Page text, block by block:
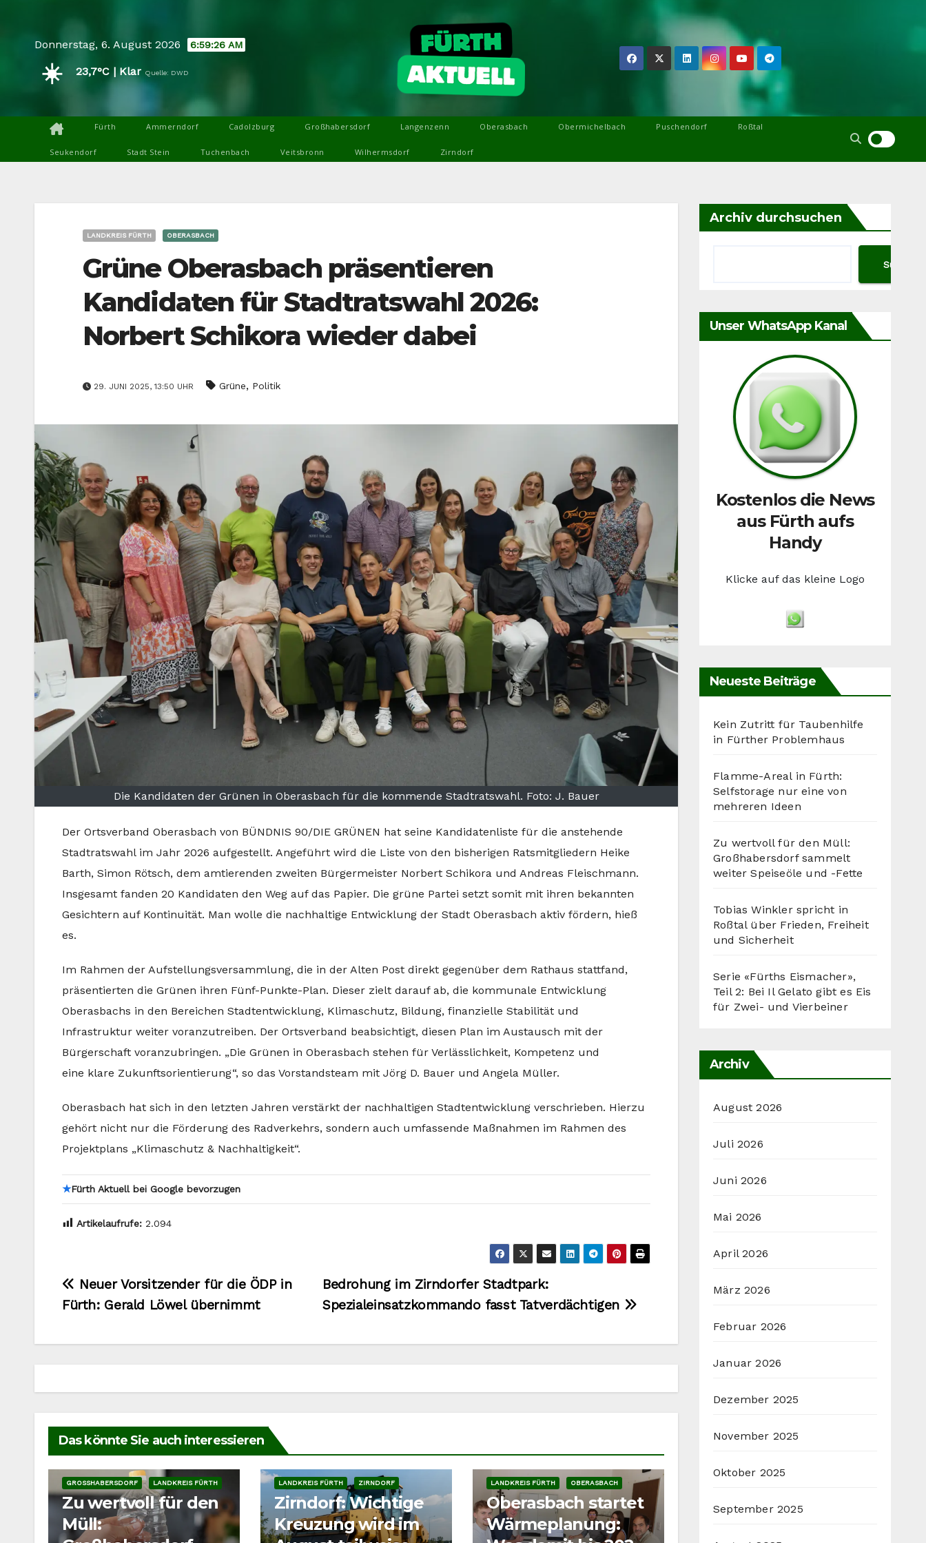
contentDonnerstag, 6. August 2026 6:59:28 AM
☀️ 23,7°C | Klar Quelle: DWD
Fürth Ammerndorf Cadolzburg Großhabersdorf Langenzenn Oberasbach Obermichelbach Puschendorf Roßtal
Seukendorf Stadt Stein Tuchenbach Veitsbronn Wilhermsdorf Zirndorf
LANDKREIS FÜRTH OBERASBACH
Grüne Oberasbach präsentieren
Kandidaten für Stadtratswahl 2026:
Norbert Schikora wieder dabei
29. JUNI 2025, 13:50 UHR Grüne, Politik
Die Kandidaten der Grünen in Oberasbach für die kommende Stadtratswahl. Foto: J. Bauer
Der Ortsverband Oberasbach von BÜNDNIS 90/DIE GRÜNEN hat seine Kandidatenliste für die anstehende
Stadtratswahl im Jahr 2026 aufgestellt. Angeführt wird die Liste von den bisherigen Ratsmitgliedern Heike
Barth, Simon Rötsch, dem amtierenden zweiten Bürgermeister Norbert Schikora und Andreas Fleischmann.
Insgesamt fanden 20 Kandidaten den Weg auf das Papier. Die grüne Partei setzt somit mit ihren bekannten
Gesichtern auf Kontinuität. Man wolle die nachhaltige Entwicklung der Stadt Oberasbach aktiv fördern, hieß
es.
Im Rahmen der Aufstellungsversammlung, die in der Alten Post direkt gegenüber dem Rathaus stattfand,
präsentierten die Grünen ihren Fünf-Punkte-Plan. Dieser zielt darauf ab, die kommunale Entwicklung
Oberasbachs in den Bereichen Stadtentwicklung, Klimaschutz, Bildung, finanzielle Stabilität und
Infrastruktur weiter voranzutreiben. Der Ortsverband beabsichtigt, diesen Plan im Austausch mit der
Bürgerschaft voranzubringen. „Die Grünen in Oberasbach stehen für Verlässlichkeit, Kompetenz und
eine klare Zukunftsorientierung“, so das Vorstandsteam mit Jörg D. Bauer und Angela Müller.
Oberasbach hat sich in den letzten Jahren verstärkt der nachhaltigen Stadtentwicklung verschrieben. Hierzu
gehört nicht nur die Förderung des Radverkehrs, sondern auch umfassende Maßnahmen im Rahmen des
Projektplans „Klimaschutz & Nachhaltigkeit“.
★Fürth Aktuell bei Google bevorzugen
Artikelaufrufe: 2.094
Beitragsnavigation
Bedrohung im Zirndorfer Stadtpark:
Spezialeinsatzkommando fasst Tatverdächtigen
Neuer Vorsitzender für die ÖDP in
Fürth: Gerald Löwel übernimmt
Das könnte Sie auch interessieren
GROSSHABERSDORF LANDKREIS FÜRTH
Zu wertvoll für den
Müll:
LANDKREIS FÜRTH ZIRNDORF
Zirndorf: Wichtige
Kreuzung wird im
LANDKREIS FÜRTH OBERASBACH
Oberasbach startet
Wärmeplanung:
Archiv durchsuchen
Suchen
Unser WhatsApp Kanal
Kostenlos die News
aus Fürth aufs
Handy
Klicke auf das kleine Logo
Neueste Beiträge
Kein Zutritt für Taubenhilfe
in Fürther Problemhaus
Flamme-Areal in Fürth:
Selfstorage nur eine von
mehreren Ideen
Zu wertvoll für den Müll:
Großhabersdorf sammelt
weiter Speiseöle und -Fette
Tobias Winkler spricht in
Roßtal über Frieden, Freiheit
und Sicherheit
Serie «Fürths Eismacher»,
Teil 2: Bei Il Gelato gibt es Eis
für Zwei- und Vierbeiner
Archiv
August 2026
Juli 2026
Juni 2026
Mai 2026
April 2026
März 2026
Februar 2026
Januar 2026
Dezember 2025
November 2025
Oktober 2025
September 2025